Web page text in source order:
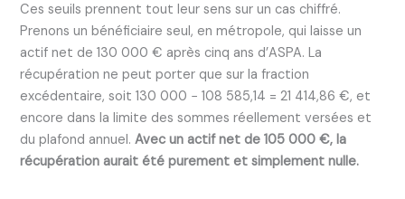
Ces seuils prennent tout leur sens sur un cas chiffré.
Prenons un bénéficiaire seul, en métropole, qui laisse un
actif net de 130 000 € après cinq ans d’ASPA. La
récupération ne peut porter que sur la fraction
excédentaire, soit 130 000 − 108 585,14 = 21 414,86 €, et
encore dans la limite des sommes réellement versées et
du plafond annuel.Avec un actif net de 105 000 €, la
récupération aurait été purement et simplement nulle.